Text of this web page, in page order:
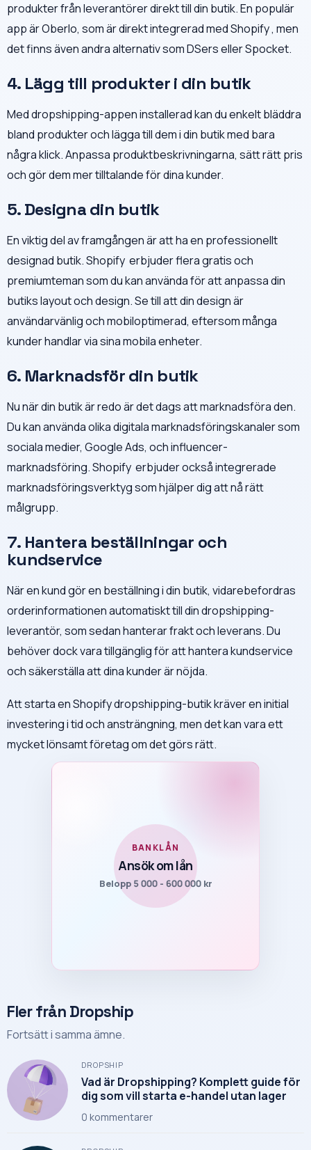
produkter från leverantörer direkt till din butik. En populär
app är Oberlo, som är direkt integrerad med Shopify , men
det finns även andra alternativ som DSers eller Spocket.
4. Lägg till produkter i din butik
Med dropshipping-appen installerad kan du enkelt bläddra
bland produkter och lägga till dem i din butik med bara
några klick. Anpassa produktbeskrivningarna, sätt rätt pris
och gör dem mer tilltalande för dina kunder.
5. Designa din butik
En viktig del av framgången är att ha en professionellt
designad butik. Shopify erbjuder flera gratis och
premiumteman som du kan använda för att anpassa din
butiks layout och design. Se till att din design är
användarvänlig och mobiloptimerad, eftersom många
kunder handlar via sina mobila enheter.
6. Marknadsför din butik
Nu när din butik är redo är det dags att marknadsföra den.
Du kan använda olika digitala marknadsföringskanaler som
sociala medier, Google Ads, och influencer-
marknadsföring. Shopify erbjuder också integrerade
marknadsföringsverktyg som hjälper dig att nå rätt
målgrupp.
7. Hantera beställningar och
kundservice
När en kund gör en beställning i din butik, vidarebefordras
orderinformationen automatiskt till din dropshipping-
leverantör, som sedan hanterar frakt och leverans. Du
behöver dock vara tillgänglig för att hantera kundservice
och säkerställa att dina kunder är nöjda.
Att starta en Shopify dropshipping-butik kräver en initial
investering i tid och ansträngning, men det kan vara ett
mycket lönsamt företag om det görs rätt.
BANKLÅN
Ansök om lån
Belopp 5 000 - 600 000 kr
Fler från Dropship
Fortsätt i samma ämne.
DROPSHIP
Vad är Dropshipping? Komplett guide för
dig som vill starta e-handel utan lager
0 kommentarer